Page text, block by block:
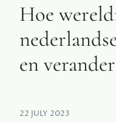
Hoe
en
22 JULY 2023